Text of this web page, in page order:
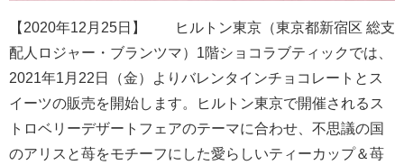
【2020年12月25日】 ヒルトン東京（東京都新宿区 総支
配人ロジャー・ブランツマ）1階ショコラブティックでは、
2021年1月22日（金）よりバレンタインチョコレートとス
イーツの販売を開始します。ヒルトン東京で開催されるス
トロベリーデザートフェアのテーマに合わせ、不思議の国
のアリスと苺をモチーフにした愛らしいティーカップ＆苺